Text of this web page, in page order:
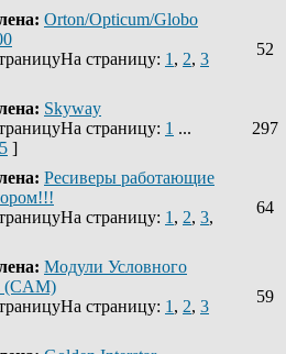
Orton/Opticum/Globo
На страницу: 1 , 2, 3
52
Skyway
На страницу: 1 ...
]
297
Ресиверы работающие
На страницу: 1 , 2, 3,
64
Модули Условного
(CAM)
На страницу: 1 , 2, 3
59